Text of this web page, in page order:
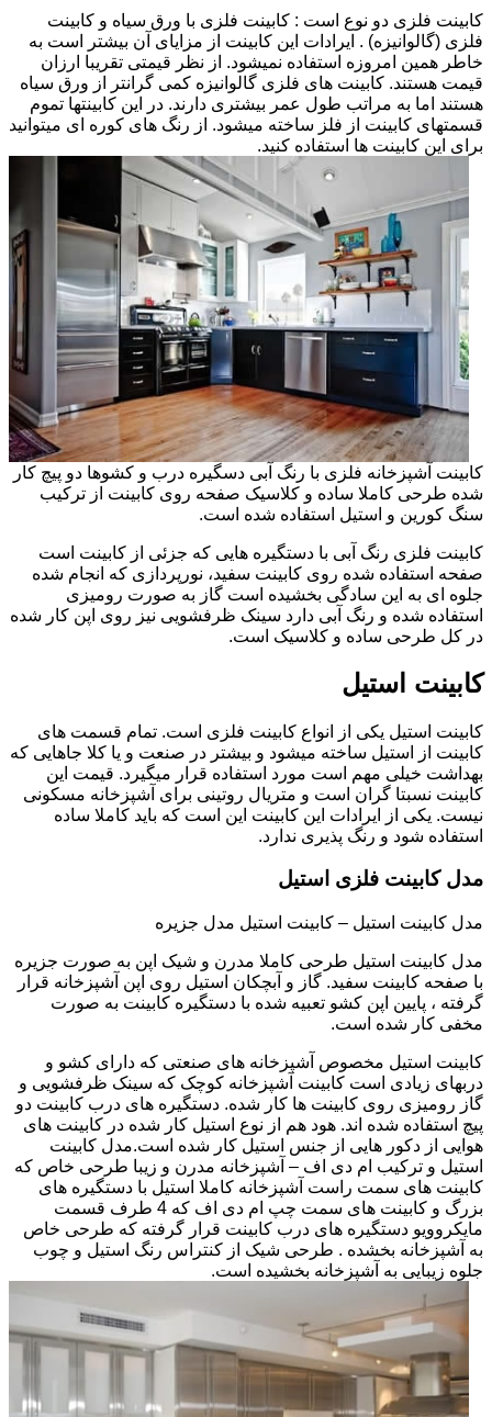
کابینت فلزی دو نوع است : کابینت فلزی با ورق سیاه و کابینت
فلزی (گالوانیزه) . ایرادات این کابینت از مزایای آن بیشتر است به
خاطر همین امروزه استفاده نمیشود. از نظر قیمتی تقریبا ارزان
قیمت هستند. کابینت های فلزی گالوانیزه کمی گرانتر از ورق سیاه
هستند اما به مراتب طول عمر بیشتری دارند. در این کابینتها تموم
قسمتهای کابینت از فلز ساخته میشود. از رنگ های کوره ای میتوانید
برای این کابینت ها استفاده کنید.
کابینت آشپزخانه فلزی با رنگ آبی دسگیره درب و کشوها دو پیچ کار
شده طرحی کاملا ساده و کلاسیک صفحه روی کابینت از ترکیب
سنگ کورین و استیل استفاده شده است.
کابینت فلزی رنگ آبی با دستگیره هایی که جزئی از کابینت است
صفحه استفاده شده روی کابینت سفید، نورپردازی که انجام شده
جلوه ای به این سادگی بخشیده است گاز به صورت رومیزی
استفاده شده و رنگ آبی دارد سینک ظرفشویی نیز روی اپن کار شده
در کل طرحی ساده و کلاسیک است.
کابینت استیل
کابینت استیل یکی از انواع کابینت فلزی است. تمام قسمت های
کابینت از استیل ساخته میشود و بیشتر در صنعت و یا کلا جاهایی که
بهداشت خیلی مهم است مورد استفاده قرار میگیرد. قیمت این
کابینت نسبتا گران است و متریال روتینی برای آشپزخانه مسکونی
نیست. یکی از ایرادات این کابینت این است که باید کاملا ساده
استفاده شود و رنگ پذیری ندارد.
مدل کابینت فلزی استیل
مدل کابینت استیل – کابینت استیل مدل جزیره
مدل کابینت استیل طرحی کاملا مدرن و شیک اپن به صورت جزیره
با صفحه کابینت سفید. گاز و آبچکان استیل روی اپن آشپزخانه قرار
گرفته ، پایین اپن کشو تعبیه شده با دستگیره کابینت به صورت
مخفی کار شده است.
کابینت استیل مخصوص آشپزخانه های صنعتی که دارای کشو و
دربهای زیادی است کابینت آشپزخانه کوچک که سینک ظرفشویی و
گاز رومیزی روی کابینت ها کار شده. دستگیره های درب کابینت دو
پیچ استفاده شده اند. هود هم از نوع استیل کار شده در کابینت های
هوایی از دکور هایی از جنس استیل کار شده است.مدل کابینت
استیل و ترکیب ام دی اف – آشپزخانه مدرن و زیبا طرحی خاص که
کابینت های سمت راست آشپزخانه کاملا استیل با دستگیره های
بزرگ و کابینت های سمت چپ ام دی اف که 4 طرف قسمت
مایکروویو دستگیره های درب کابینت قرار گرفته که طرحی خاص
به آشپزخانه بخشده . طرحی شیک از کنتراس رنگ استیل و چوب
جلوه زیبایی به آشپزخانه بخشیده است.